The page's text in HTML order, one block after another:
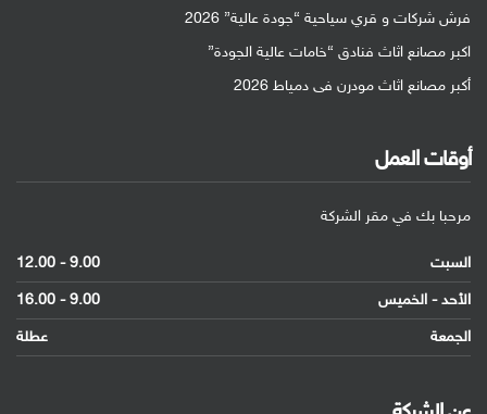
فرش شركات و قري سياحية “جودة عالية” 2026
اكبر مصانع اثاث فنادق “خامات عالية الجودة”
أكبر مصانع اثاث مودرن فى دمياط 2026
أوقات العمل
مرحبا بك في مقر الشركة
السبت
9.00 - 12.00
الأحد - الخميس
9.00 - 16.00
الجمعة
عطلة